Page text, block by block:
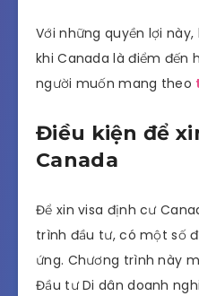
Với những quyền lợi
khi Canada là điểm đến
người muốn mang theo
Điều kiện để
Canada
Để xin visa định cư
trình đầu tư, có một số
ứng. Chương trình này
Đầu tư Di dân doanh